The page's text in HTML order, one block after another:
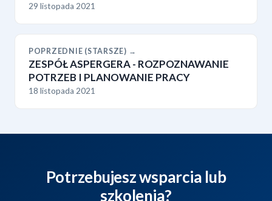
29 listopada 2021
POPRZEDNIE (STARSZE) →
ZESPÓŁ ASPERGERA - ROZPOZNAWANIE
POTRZEB I PLANOWANIE PRACY
18 listopada 2021
Potrzebujesz wsparcia lub
szkolenia?